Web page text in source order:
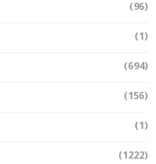
(96)
(1)
(694)
(156)
(1)
(1222)